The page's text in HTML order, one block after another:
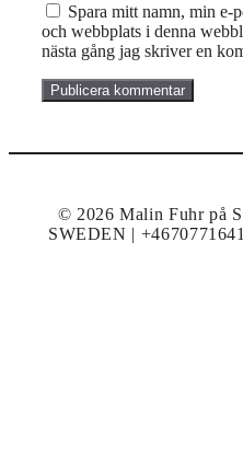
Spara mitt namn, min e-
och webbplats i denna
nästa gång jag skriver en
© 2026 Malin Fuhr på
SWEDEN |